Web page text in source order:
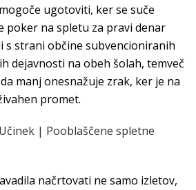
ugotoviti, ker se suče
poker na spletu za pravi denar
s strani občine subvencioniranih
dejavnosti na obeh šolah, temveč
manj onesnažuje zrak, ker je na
promet.
| Pooblaščene spletne
načrtovati ne samo izletov,